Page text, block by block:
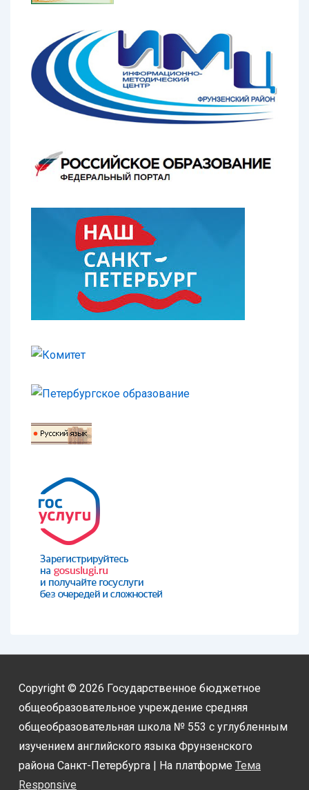
Copyright © 2026 Государственное бюджетное
общеобразовательное учреждение средняя
общеобразовательная школа № 553 с углубленным
изучением английского языка Фрунзенского
района Санкт-Петербурга | На платформе Тема
Responsive